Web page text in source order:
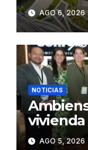
AGO 6, 2026
NOTICIAS
vivienda
AGO 5, 2026